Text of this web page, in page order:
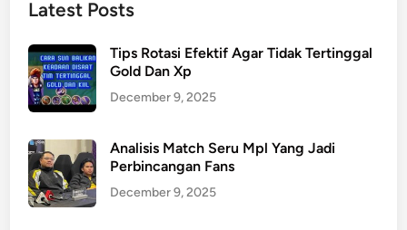
Latest Posts
Tips Rotasi Efektif Agar Tidak Tertinggal
Gold Dan Xp
December 9, 2025
Analisis Match Seru Mpl Yang Jadi
Perbincangan Fans
December 9, 2025